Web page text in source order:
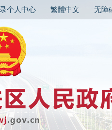
个人中心 繁體中文 无障